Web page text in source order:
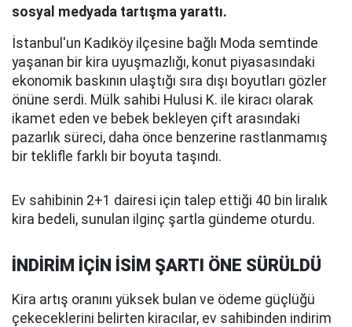
sosyal medyada tartışma yarattı.
İstanbul'un Kadıköy ilçesine bağlı Moda semtinde
yaşanan bir kira uyuşmazlığı, konut piyasasındaki
ekonomik baskının ulaştığı sıra dışı boyutları gözler
önüne serdi. Mülk sahibi Hulusi K. ile kiracı olarak
ikamet eden ve bebek bekleyen çift arasındaki
pazarlık süreci, daha önce benzerine rastlanmamış
bir teklifle farklı bir boyuta taşındı.
Ev sahibinin 2+1 dairesi için talep ettiği 40 bin liralık
kira bedeli, sunulan ilginç şartla gündeme oturdu.
İNDİRİM İÇİN İSİM ŞARTI ÖNE SÜRÜLDÜ
Kira artış oranını yüksek bulan ve ödeme güçlüğü
çekeceklerini belirten kiracılar, ev sahibinden indirim